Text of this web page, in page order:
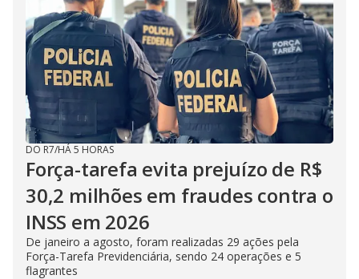
DO R7/HÁ 5 HORAS
Força-tarefa evita prejuízo de R$
30,2 milhões em fraudes contra o
INSS em 2026
De janeiro a agosto, foram realizadas 29 ações pela
Força-Tarefa Previdenciária, sendo 24 operações e 5
flagrantes